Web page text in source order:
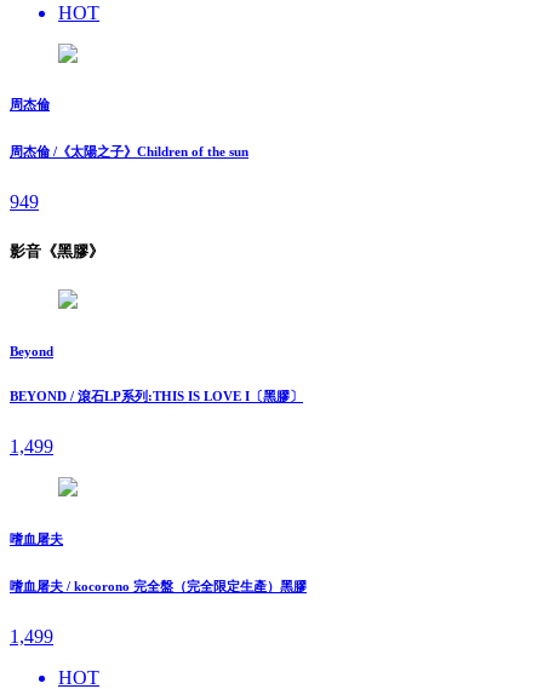
HOT
周杰倫
周杰倫 /《太陽之子》Children of the sun
949
影音《黑膠》
Beyond
BEYOND / 滾石LP系列:THIS IS LOVE I〔黑膠〕
1,499
嗜血屠夫
嗜血屠夫 / kocorono 完全盤（完全限定生產）黑膠
1,499
HOT